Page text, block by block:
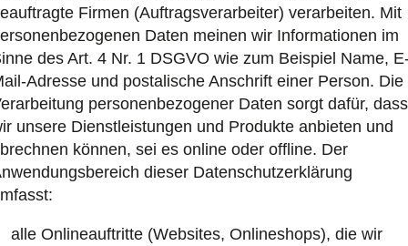
Firmen (Auftragsverarbeiter) verarbeiten. Mit
Daten meinen wir Informationen im
des Art. 4 Nr. 1 DSGVO wie zum Beispiel Name,
Adresse und postalische Anschrift einer Person. Die
personenbezogener Daten sorgt dafür, dass
unsere Dienstleistungen und Produkte anbieten und
können, sei es online oder offline. Der
dieser Datenschutzerklärung
alle Onlineauftritte (Websites, Onlineshops), die wir